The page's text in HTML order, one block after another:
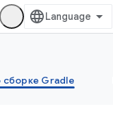
сборке Gradle